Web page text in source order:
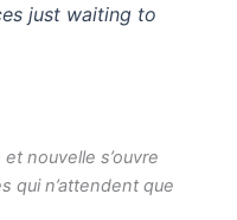
just waiting to
nouvelle s’ouvre
qui n’attendent que